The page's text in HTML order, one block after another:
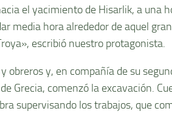
el yacimiento de Hisarlik, a una
media hora alrededor de aquel
escribió nuestro protagonista.
obreros y, en compañía de su
Grecia, comenzó la excavación.
supervisando los trabajos, que